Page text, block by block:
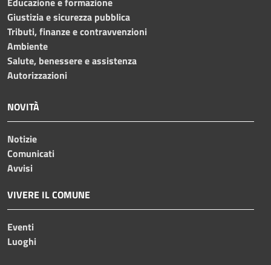
Giustizia e sicurezza pubblica
Tributi, finanze e contravvenzioni
Ambiente
Salute, benessere e assistenza
Autorizzazioni
NOVITÀ
Notizie
Comunicati
Avvisi
VIVERE IL COMUNE
Eventi
Luoghi